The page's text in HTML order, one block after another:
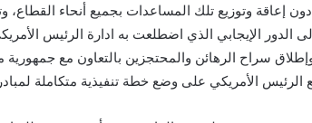
دون إعاقة وتوزيع تلك المساعدات بجميع أنحاء
إلى الدور الإيجابي الذي اضطلعت به ادارة الرئيس
سراح الرهائن والمحتجزين بالتعاون مع جمهورية
الرئيس الأمريكي على وضع خطة تنفيذية متكاملة